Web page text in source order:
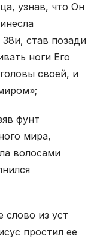
узнав, что Он
38и, став позади
ноги Его
своей, и
фунт
мира,
волосами
из уст
простил ее